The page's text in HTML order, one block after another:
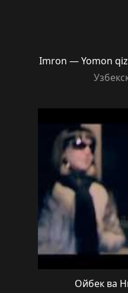
Imron — Yomon
Ойбек ва